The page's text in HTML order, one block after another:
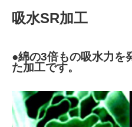
吸水SR加工
●綿の3倍もの吸水力を
た加工です。